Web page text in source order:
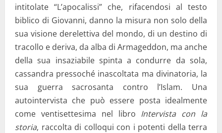
intitolate “L’apocalissi” che, rifacendosi al testo
biblico di Giovanni, danno la misura non solo della
sua visione derelettiva del mondo, di un destino di
tracollo e deriva, da alba di Armageddon, ma anche
della sua insaziabile spinta a condurre da sola,
cassandra pressoché inascoltata ma divinatoria, la
sua guerra sacrosanta contro l’Islam. Una
autointervista che può essere posta idealmente
come ventisettesima nel libro Intervista con la
storia, raccolta di colloqui con i potenti della terra